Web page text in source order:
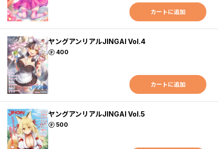
カートに追加
ヤングアンリアルJINGAI Vol.4
400
ポイント
カートに追加
ヤングアンリアルJINGAI Vol.5
500
ポイント